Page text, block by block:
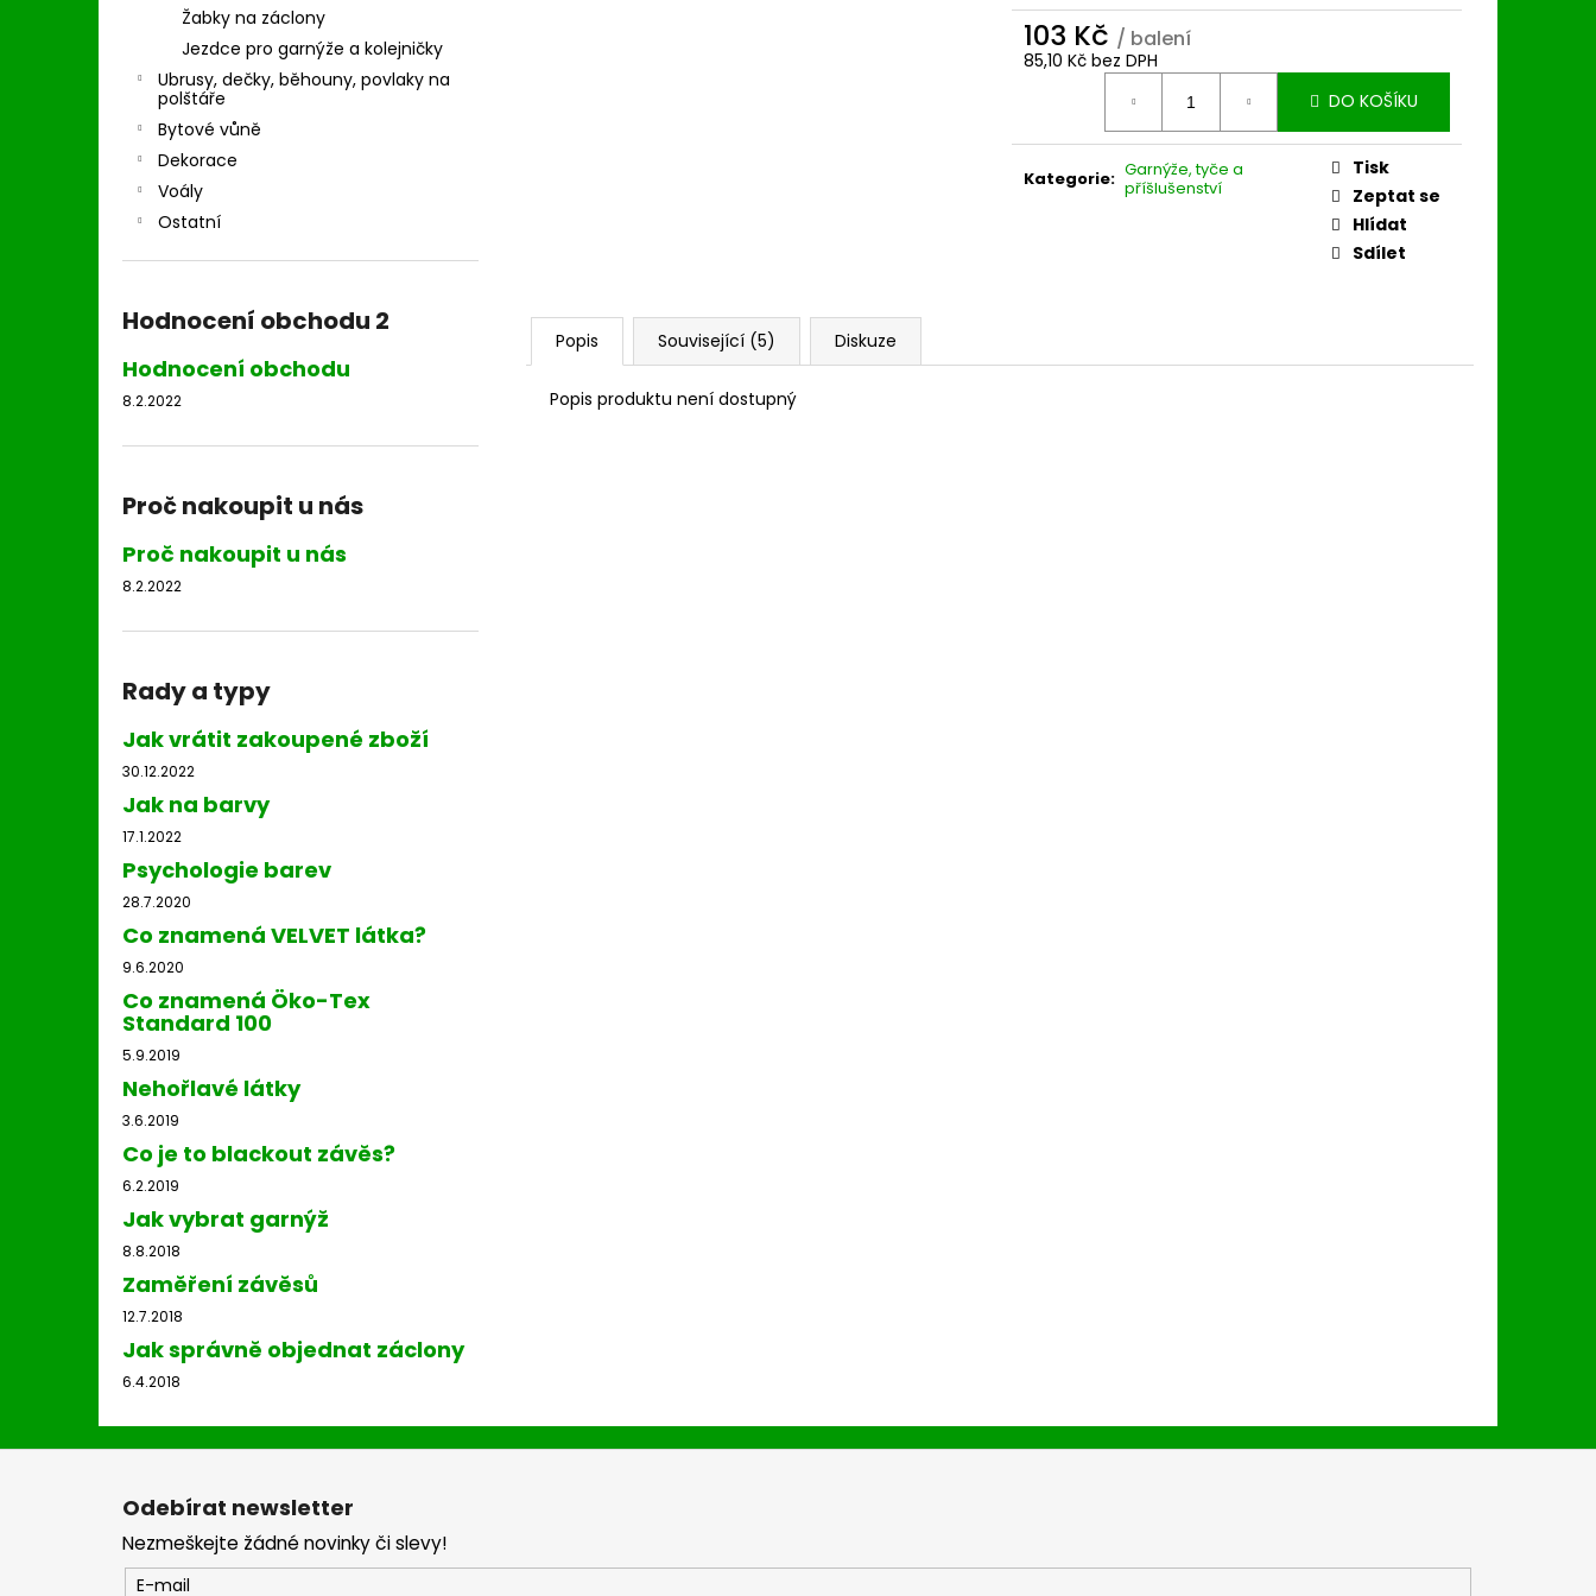
Žabky na záclony
Jezdce pro garnýže a kolejničky
Ubrusy, dečky, běhouny, povlaky na
polštáře
Bytové vůně
Dekorace
Voály
Ostatní
Hodnocení obchodu 2
Hodnocení obchodu
8.2.2022
Proč nakoupit u nás
Proč nakoupit u nás
8.2.2022
Rady a typy
Jak vrátit zakoupené zboží
30.12.2022
Jak na barvy
17.1.2022
Psychologie barev
28.7.2020
Co znamená VELVET látka?
9.6.2020
Co znamená Öko-Tex
Standard 100
5.9.2019
Nehořlavé látky
3.6.2019
Co je to blackout závěs?
6.2.2019
Jak vybrat garnýž
8.8.2018
Zaměření závěsů
12.7.2018
Jak správně objednat záclony
6.4.2018
103 Kč / balení
85,10 Kč bez DPH
DO KOŠÍKU
Kategorie: Garnýže, tyče a
příšlušenství
Tisk
Zeptat se
Hlídat
Sdílet
Popis Související (5) Diskuze
Popis produktu není dostupný
Z
Odebírat newsletter
Nezmeškejte žádné novinky či slevy!
E-mail